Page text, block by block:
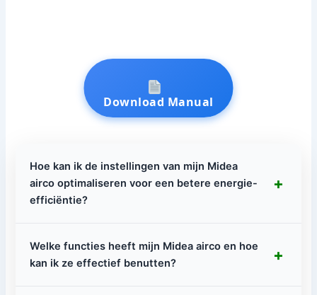
Download Manual
Hoe kan ik de instellingen van mijn Midea
airco optimaliseren voor een betere energie-
efficiëntie?
+
Welke functies heeft mijn Midea airco en hoe
kan ik ze effectief benutten?
+